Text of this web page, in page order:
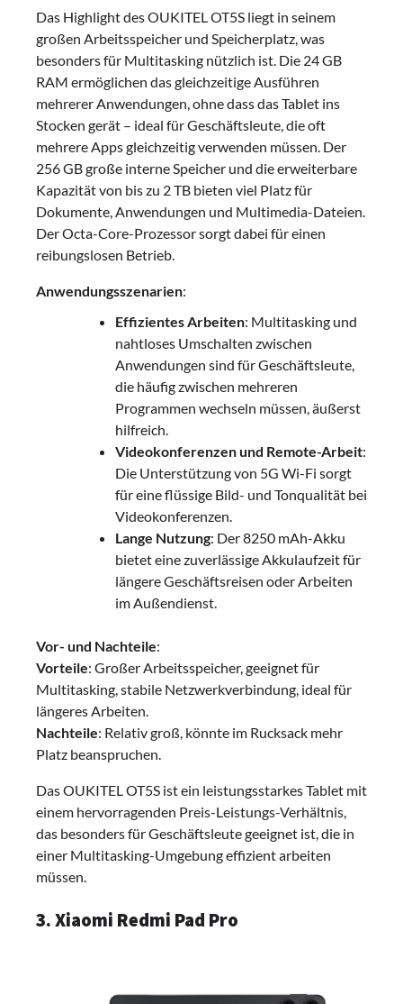
Das Highlight des OUKITEL OT5S liegt in seinem
großen Arbeitsspeicher und Speicherplatz, was
besonders für Multitasking nützlich ist. Die 24 GB
RAM ermöglichen das gleichzeitige Ausführen
mehrerer Anwendungen, ohne dass das Tablet ins
Stocken gerät – ideal für Geschäftsleute, die oft
mehrere Apps gleichzeitig verwenden müssen. Der
256 GB große interne Speicher und die erweiterbare
Kapazität von bis zu 2 TB bieten viel Platz für
Dokumente, Anwendungen und Multimedia-Dateien.
Der Octa-Core-Prozessor sorgt dabei für einen
reibungslosen Betrieb.
Anwendungsszenarien:
Effizientes Arbeiten: Multitasking und
nahtloses Umschalten zwischen
Anwendungen sind für Geschäftsleute,
die häufig zwischen mehreren
Programmen wechseln müssen, äußerst
hilfreich.
Videokonferenzen und Remote-Arbeit:
Die Unterstützung von 5G Wi-Fi sorgt
für eine flüssige Bild- und Tonqualität bei
Videokonferenzen.
Lange Nutzung: Der 8250 mAh-Akku
bietet eine zuverlässige Akkulaufzeit für
längere Geschäftsreisen oder Arbeiten
im Außendienst.
Vor- und Nachteile:
Vorteile: Großer Arbeitsspeicher, geeignet für
Multitasking, stabile Netzwerkverbindung, ideal für
längeres Arbeiten.
Nachteile: Relativ groß, könnte im Rucksack mehr
Platz beanspruchen.
Das OUKITEL OT5S ist ein leistungsstarkes Tablet mit
einem hervorragenden Preis-Leistungs-Verhältnis,
das besonders für Geschäftsleute geeignet ist, die in
einer Multitasking-Umgebung effizient arbeiten
müssen.
3. Xiaomi Redmi Pad Pro